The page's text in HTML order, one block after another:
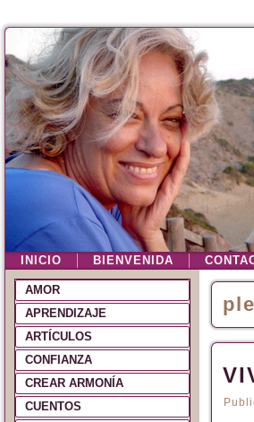
INICIO BIENVENIDA
AMOR
APRENDIZAJE
ARTÍCULOS
CONFIANZA
CREAR ARMONÍA
CUENTOS